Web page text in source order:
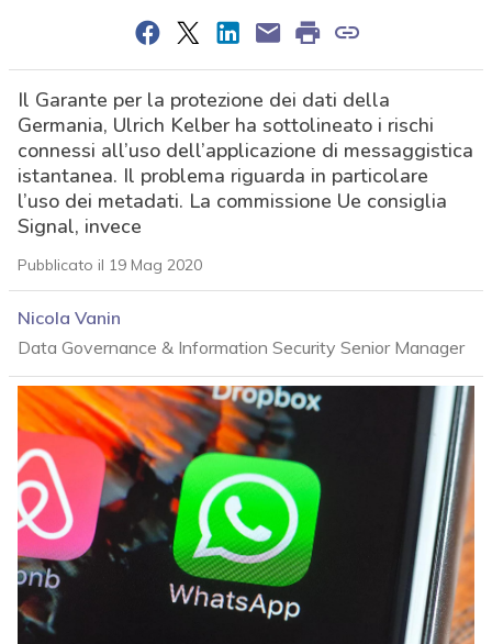
Il Garante per la protezione dei dati della
Germania, Ulrich Kelber ha sottolineato i rischi
connessi all’uso dell’applicazione di messaggistica
istantanea. Il problema riguarda in particolare
l’uso dei metadati. La commissione Ue consiglia
Signal, invece
Pubblicato il 19 Mag 2020
Nicola Vanin
Data Governance & Information Security Senior Manager